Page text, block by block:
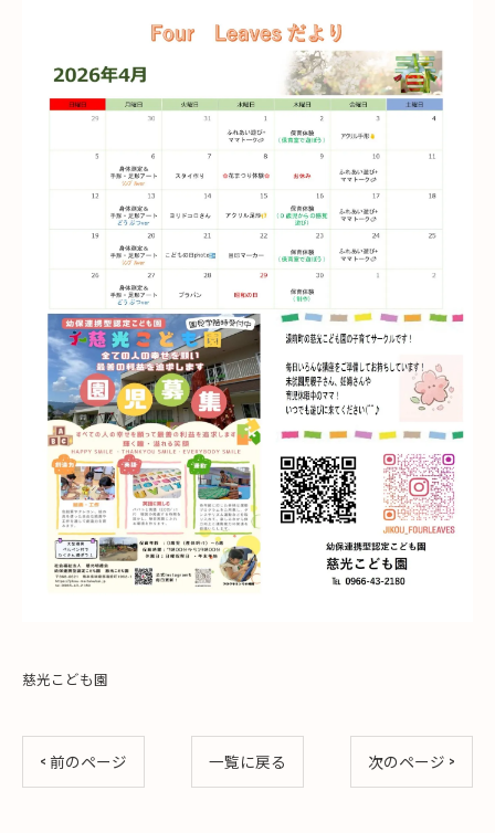
慈光こども園
< 前のページ 一覧に戻る 次のページ >